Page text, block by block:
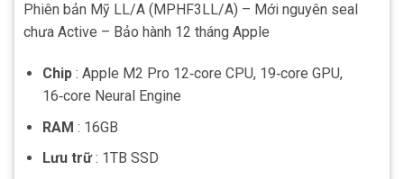
Phiên bản Mỹ LL/A (MPHF3LL/A) – Mới nguyên seal
chưa Active – Bảo hành 12 tháng Apple
Chip: Apple M2 Pro 12‑core CPU, 19‑core GPU,
16‑core Neural Engine
RAM : 16GB
Lưu trữ: 1TB SSD